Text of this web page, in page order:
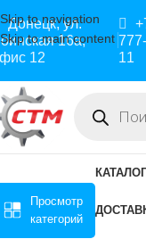
Skip to navigation
Skip to main content
Донецк, ул.
16а,
12
11
Просмотр
категорий
КАТАЛОГ